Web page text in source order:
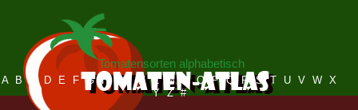
Tomatensorten alphabetisch
A B C D E F G H I J K L M N O P Q R S T U V W X
Y Z #